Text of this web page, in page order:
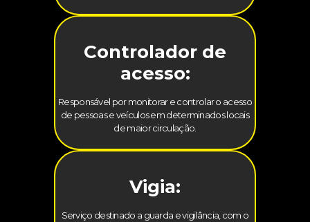
Controlador de
acesso:
Responsável por monitorar e controlar o acesso
de pessoas e veículos em determinados locais
de maior circulação.
Vigia:
Serviço destinado a guarda e vigilância, com o